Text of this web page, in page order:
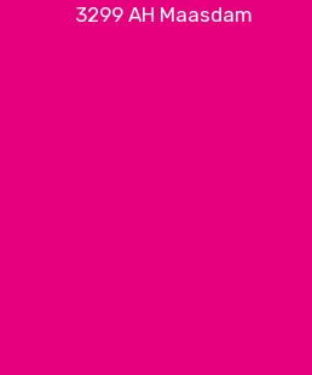
3299 AH Maasdam